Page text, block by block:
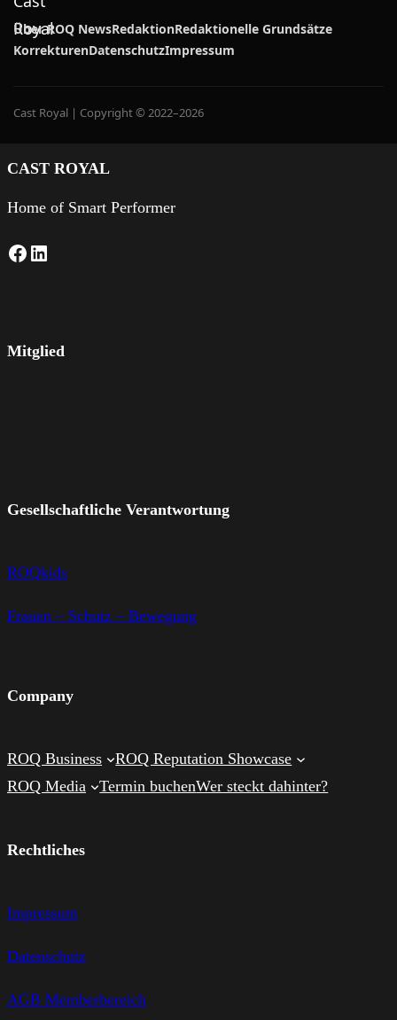
Über ROQ NewsRedaktionRedaktionelle Grundsätze
KorrekturenDatenschutzImpressum
Cast Royal | Copyright © 2022–2026
CAST ROYAL
Home of Smart Performer
Facebook LinkedIn
Mitglied
Gesellschaftliche Verantwortung
ROQkids
Frauen – Schutz – Bewegung
Company
ROQ Business
ROQ Reputation Showcase
ROQ Media
Termin buchenWer steckt dahinter?
Rechtliches
Impressum
Datenschutz
AGB Memberbereich